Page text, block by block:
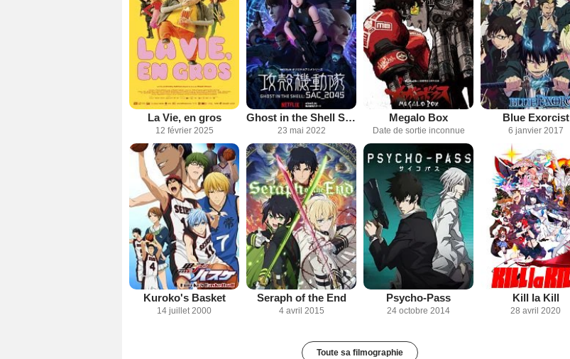
La Vie, en gros
12 février 2025
Ghost in the Shell SAC_2045
23 mai 2022
Megalo Box
Date de sortie inconnue
Blue Exorcist
6 janvier 2017
Kuroko's Basket
14 juillet 2000
Seraph of the End
4 avril 2015
Psycho-Pass
24 octobre 2014
Kill la Kill
28 avril 2020
Toute sa filmographie